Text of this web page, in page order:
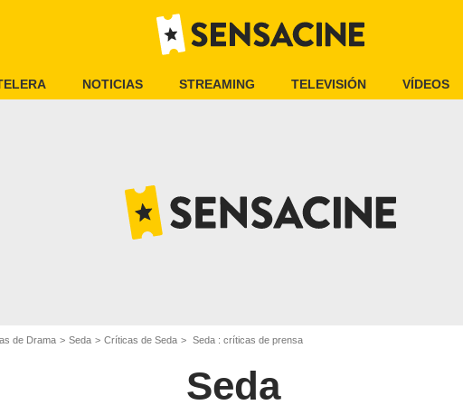
NOTICIAS STREAMING TELEVISIÓN VÍDEOS
de Drama Seda Críticas de Seda Seda : críticas de prensa
Seda